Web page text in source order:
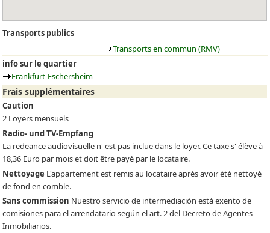
Transports publics
Transports en commun (RMV)
info sur le quartier
Frankfurt-Eschersheim
Frais supplémentaires
Caution
2 Loyers mensuels
Radio- und TV-Empfang
La redeance audiovisuelle n' est pas inclue dans le loyer. Ce taxe s' élève à
18,36 Euro par mois et doit être payé par le locataire.
Nettoyage L'appartement est remis au locataire après avoir été nettoyé
de fond en comble.
Sans commission Nuestro servicio de intermediación está exento de
comisiones para el arrendatario según el art. 2 del Decreto de Agentes
Inmobiliarios.